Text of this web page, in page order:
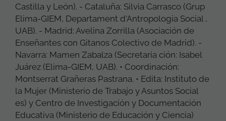
Castilla y León). - Cataluña: Silvia Carrasco (Grup
Elima-GIEM, Departament d'Antropologia Social ,
UAB). - Madrid: Avelina Zorrilla (Asociación de
Enseñantes con Gitanos Colectivo de Madrid). -
Navarra: Mamen Zabalza (Secretaria ción: Isabel
Juárez (Elima-GIEM, UAB). • Coordinación:
Montserrat Grañeras Pastrana. • Edita: Instituto de
la Mujer (Ministerio de Trabajo y Asuntos Social
es) y Centro de Investigación y Documentación
Educativa (Ministerio de Educación y Ciencia)